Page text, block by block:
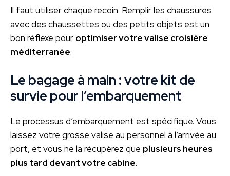
Il faut utiliser chaque recoin. Remplir les chaussures
avec des chaussettes ou des petits objets est un
bon réflexe pour optimiser votre valise croisière
méditerranée.
Le bagage à main : votre kit de
survie pour l’embarquement
Le processus d’embarquement est spécifique. Vous
laissez votre grosse valise au personnel à l’arrivée au
port, et vous ne la récupérez que plusieurs heures
plus tard devant votre cabine.